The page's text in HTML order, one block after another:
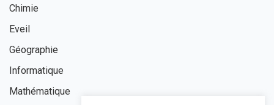
Chimie
Eveil
Géographie
Informatique
Mathématique